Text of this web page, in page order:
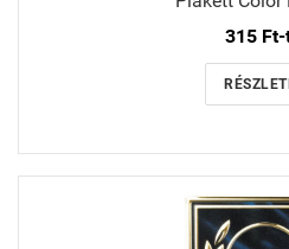
315